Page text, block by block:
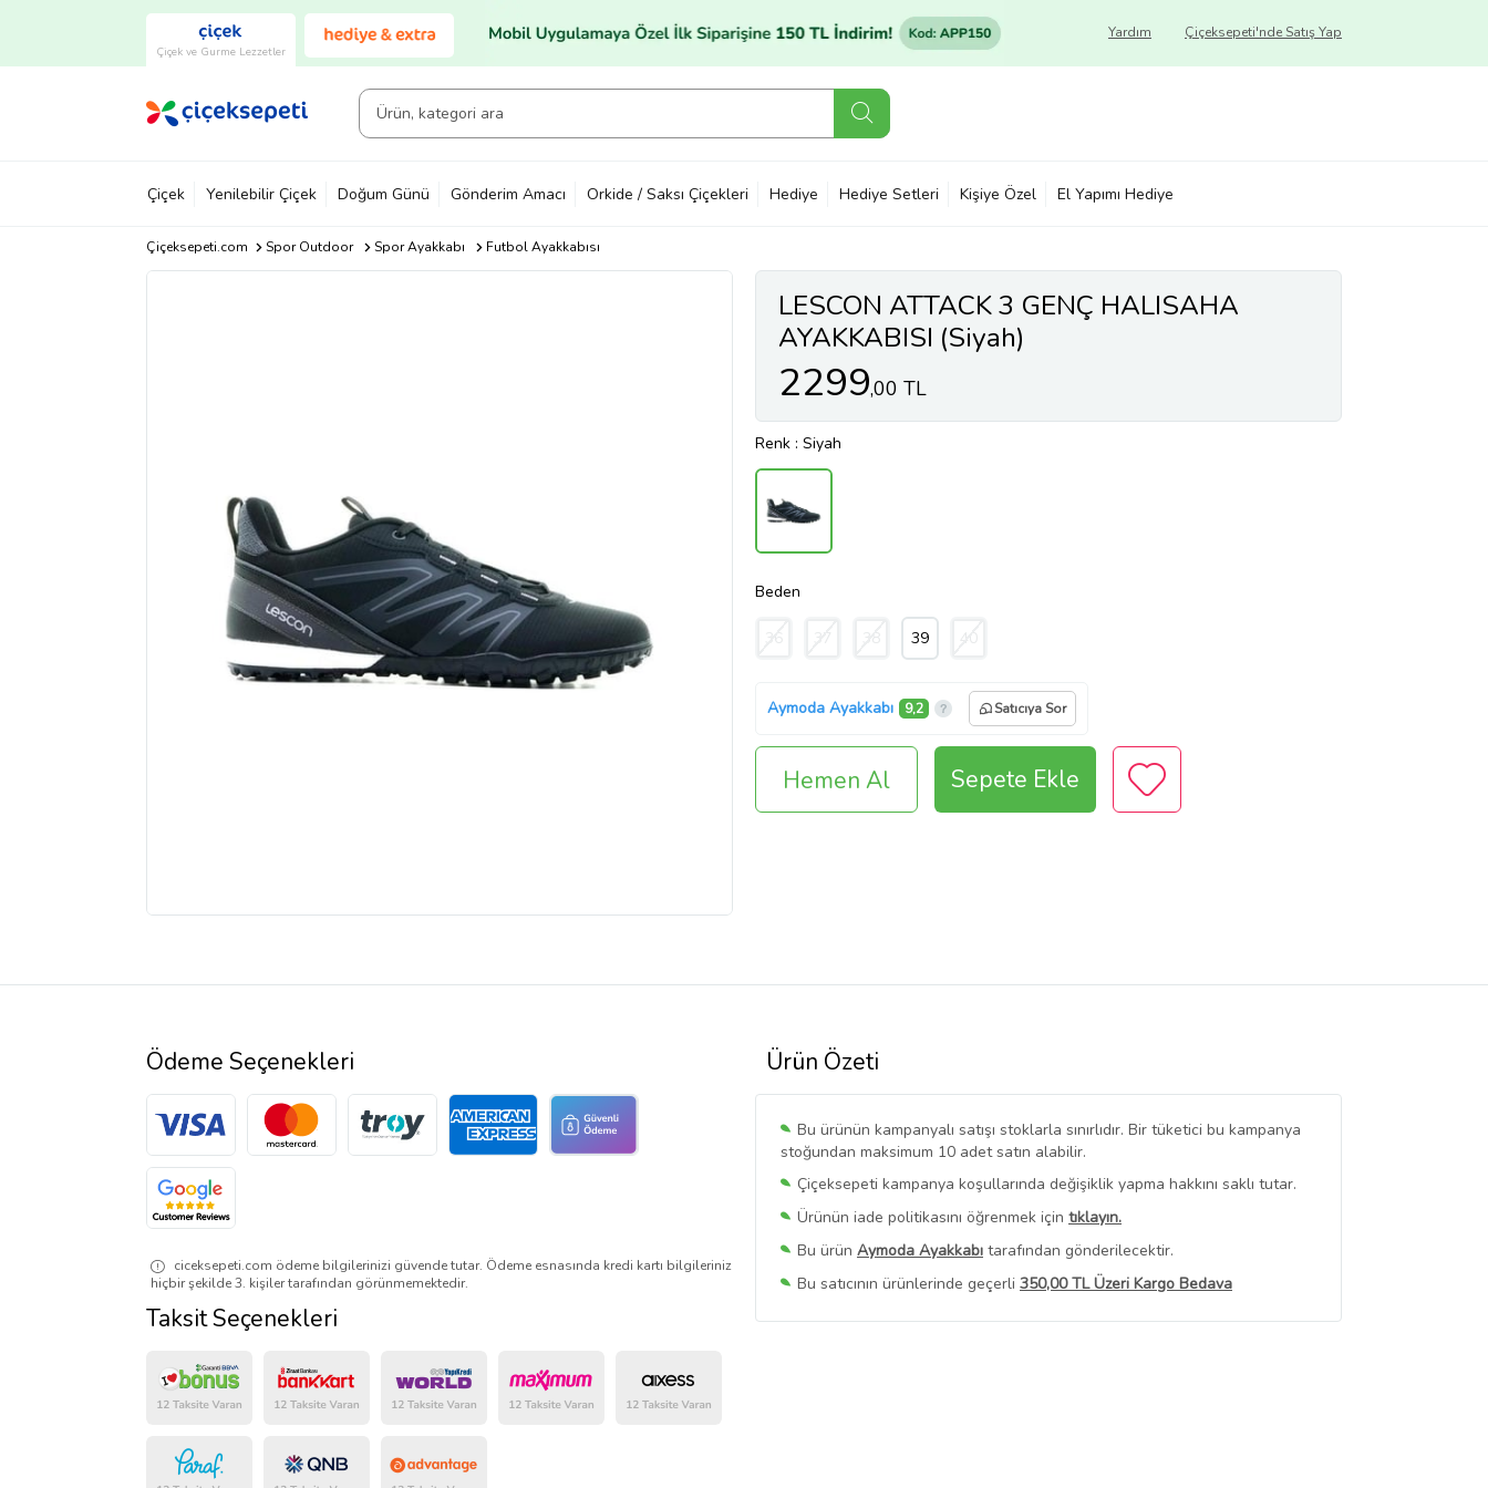
Çiçek ve Gurme Lezzetler
Çiçeksepeti'nde Satış Yap
Yardım
Çiçek Yenilebilir Çiçek Doğum Günü Gönderim Amacı Orkide / Saksı Çiçekleri Hediye Hediye Setleri Kişiye Özel El Yapımı Hediye
Çiçeksepeti.com Spor Outdoor Spor Ayakkabı Futbol Ayakkabısı
LESCON ATTACK 3 GENÇ HALISAHA
AYAKKABISI (Siyah)
2299,00 TL
Renk : Siyah
Beden
36 37 38 39 40
Aymoda Ayakkabı 9,2 Satıcıya Sor
Hemen Al Sepete Ekle
Ürün Özeti
Bu ürünün kampanyalı satışı stoklarla sınırlıdır. Bir tüketici bu kampanya
stoğundan maksimum 10 adet satın alabilir.
Çiçeksepeti kampanya koşullarında değişiklik yapma hakkını saklı tutar.
Ürünün iade politikasını öğrenmek için tıklayın.
Bu ürün Aymoda Ayakkabı tarafından gönderilecektir.
Bu satıcının ürünlerinde geçerli 350,00 TL Üzeri Kargo Bedava
Bu SatıcınınTüm Ürünlerini Görüntüle
Ödeme Seçenekleri
ciceksepeti.com ödeme bilgilerinizi güvende tutar. Ödeme esnasında kredi kartı bilgileriniz
hiçbir şekilde 3. kişiler tarafından görünmemektedir.
Taksit Seçenekleri